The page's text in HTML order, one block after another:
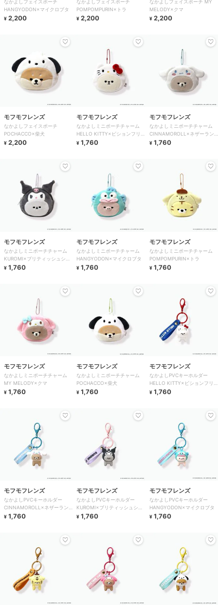
なかよしフェイスポーチ
HANGYODON×マイクロブタ
¥ 2,200
なかよしフェイスポーチ
POMPOMPURIN×トラ
¥ 2,200
なかよしフェイスポーチ MY
MELODY×クマ
¥ 2,200
モフモフレンズ
なかよしフェイスポーチ
POCHACCO×柴犬
¥ 2,200
モフモフレンズ
なかよしミニポーチチャーム
HELLO KITTY×ビションフリ
ーゼ
¥ 1,760
モフモフレンズ
なかよしミニポーチチャーム
CINNAMOROLL×ネザーラン
ドドワーフ
¥ 1,760
モフモフレンズ
なかよしミニポーチチャーム
KUROMI×ブリティッシュショ
ートヘア
¥ 1,760
モフモフレンズ
なかよしミニポーチチャーム
HANGYODON×マイクロブタ
¥ 1,760
モフモフレンズ
なかよしミニポーチチャーム
POMPOMPURIN×トラ
¥ 1,760
モフモフレンズ
なかよしミニポーチチャーム
MY MELODY×クマ
¥ 1,760
モフモフレンズ
なかよしミニポーチチャーム
POCHACCO×柴犬
¥ 1,760
モフモフレンズ
なかよしPVCキーホルダー
HELLO KITTY×ビションフリ
ーゼ
¥ 1,760
モフモフレンズ
なかよしPVCキーホルダー
CINNAMOROLL×ネザーラン
ドドワーフ
¥ 1,760
モフモフレンズ
なかよしPVCキーホルダー
KUROMI×ブリティッシュショ
ートヘア
¥ 1,760
モフモフレンズ
なかよしPVCキーホルダー
HANGYODON×マイクロブタ
¥ 1,760